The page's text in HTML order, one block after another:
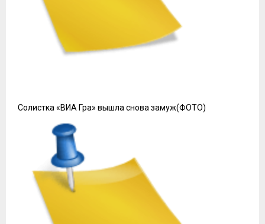
Солистка «ВИА Гра» вышла снова замуж(ФОТО)